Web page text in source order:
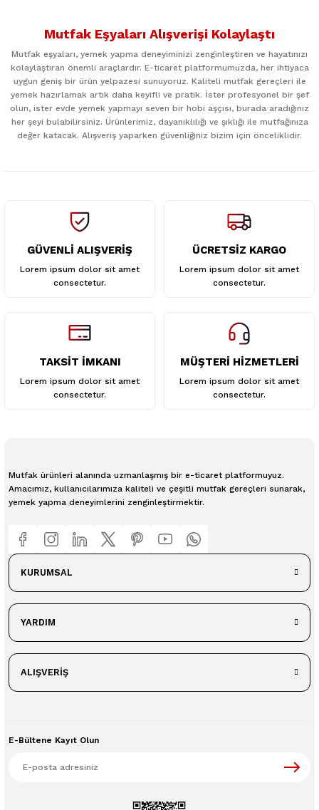
kullanarak tarafımıza iletebilirsiniz.
Ürün resmi kalitesiz, bozuk veya görüntülenemiyor.
Ürün bilgilerinde hatalar bulunuyor.
Ürün fiyatı diğer sitelerden daha pahalı.
Mutfak Eşyaları Alışverişi Kolaylaştı
Mutfak eşyaları, yemek yapma deneyiminizi zenginleştiren ve hayatınızı
kolaylaştıran önemli araçlardır. E-ticaret platformumuzda, her ihtiyaca
uygun geniş bir ürün yelpazesi sunuyoruz. Kaliteli mutfak gereçleri ile
yemek hazırlamak artık daha keyifli ve pratik. İster profesyonel bir şef
olun, ister evde yemek yapmayı seven bir hobi aşçısı, burada aradığınız
her şeyi bulabilirsiniz. Ürünlerimiz, dayanıklılığı ve şıklığı ile mutfağınıza
değer katacak. Alışveriş yaparken güvenliğiniz bizim için önceliklidir.
GÜVENLİ ALIŞVERİŞ
Lorem ipsum dolor sit amet
consectetur.
ÜCRETSİZ KARGO
Lorem ipsum dolor sit amet
consectetur.
TAKSİT İMKANI
Lorem ipsum dolor sit amet
consectetur.
MÜŞTERİ HİZMETLERİ
Lorem ipsum dolor sit amet
consectetur.
Mutfak ürünleri alanında uzmanlaşmış bir e-ticaret platformuyuz.
Amacımız, kullanıcılarımıza kaliteli ve çeşitli mutfak gereçleri sunarak,
yemek yapma deneyimlerini zenginleştirmektir.
KURUMSAL
YARDIM
ALIŞVERİŞ
E-Bültene Kayıt Olun